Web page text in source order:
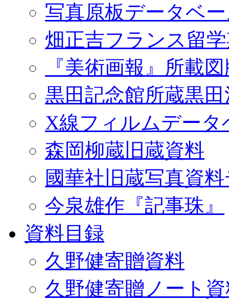
写真原板データベ
畑正吉フランス留
『美術画報』所載
黒田記念館所蔵黒
X線フィルムデータ
森岡柳蔵旧蔵資料
國華社旧蔵写真資
今泉雄作『記事珠』
資料目録
久野健寄贈資料
久野健寄贈ノート